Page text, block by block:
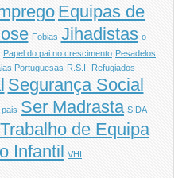
Equipas de
Fobias Jihadistas o
Papel do pai no crescimento Pesadelos
Portuguesas R.S.I. Refugiados
Segurança Social
Ser Madrasta SIDA
Trabalho de Equipa
Infantil VHI